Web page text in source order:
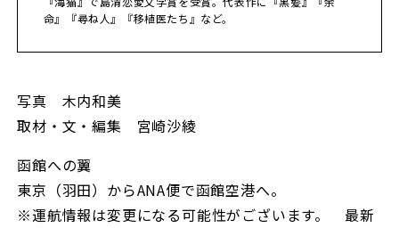
命』『尋ね人』『移植医たち』など。
写真 木内和美
取材・文・編集 宮崎沙綾
函館への翼
東京（羽田）からANA便で函館空港へ。
※運航情報は変更になる可能性がございます。 最新